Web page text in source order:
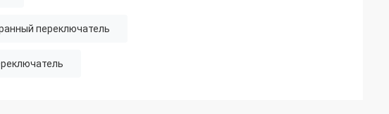
переключатель